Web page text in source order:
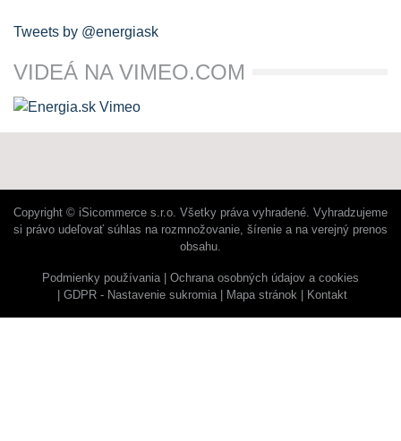
Tweets by @energiask
VIDEÁ NA VIMEO.COM
Copyright © iSicommerce s.r.o. Všetky práva vyhradené. Vyhradzujeme
si právo udeľovať súhlas na rozmnožovanie, šírenie a na verejný prenos
obsahu.
Podmienky používania
Ochrana osobných údajov a cookies
GDPR - Nastavenie sukromia
Mapa stránok Kontakt